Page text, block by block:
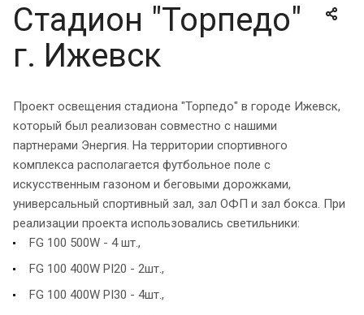
Стадион "Торпедо"
г. Ижевск
Проект освещения стадиона "Торпедо" в городе Ижевск,
который был реализован совместно с нашими
партнерами Энергия. На территории спортивного
комплекса располагается футбольное поле с
искусственным газоном и беговыми дорожками,
универсальный спортивный зал, зал ОФП и зал бокса. При
реализации проекта использовались светильники:
FG 100 500W - 4 шт.,
FG 100 400W PI20 - 2шт.,
FG 100 400W PI30 - 4шт.,